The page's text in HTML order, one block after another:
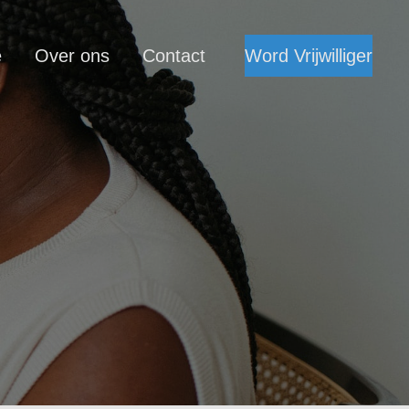
Over ons Contact Word Vrijwilliger